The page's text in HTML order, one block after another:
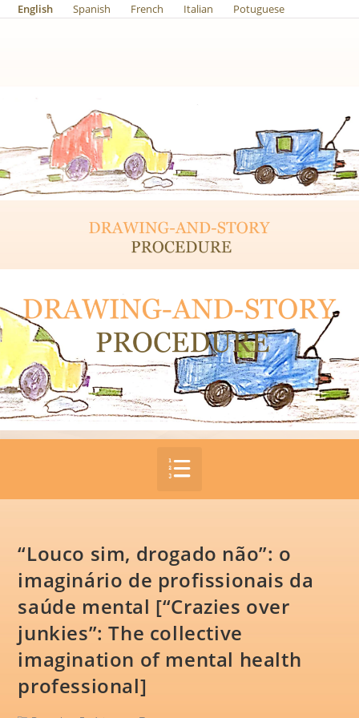
English Spanish French Italian Potuguese
“Louco sim, drogado não”: o
imaginário de profissionais da
saúde mental [“Crazies over
junkies”: The collective
imagination of mental health
professional]